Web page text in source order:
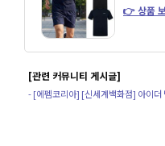
👉 상품
[관련 커뮤니티 게시글]
- [에펨코리아] [신세계백화점] 아이더